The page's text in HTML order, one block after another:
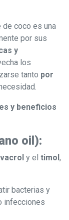
de coco es una
por sus
y
los
tanto por
y beneficios
oil):
y el timol,
bacterias y
infecciones